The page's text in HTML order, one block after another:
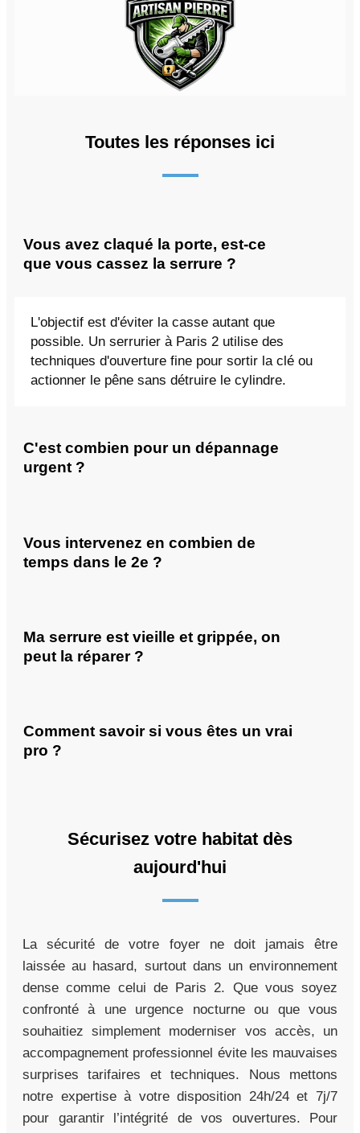
Toutes les réponses ici
Vous avez claqué la porte, est-ce
que vous cassez la serrure ?
L'objectif est d'éviter la casse autant que
possible. Un serrurier à Paris 2 utilise des
techniques d'ouverture fine pour sortir la clé ou
actionner le pêne sans détruire le cylindre.
C'est combien pour un dépannage
urgent ?
Vous intervenez en combien de
temps dans le 2e ?
Ma serrure est vieille et grippée, on
peut la réparer ?
Comment savoir si vous êtes un vrai
pro ?
Sécurisez votre habitat dès
aujourd'hui
La sécurité de votre foyer ne doit jamais être
laissée au hasard, surtout dans un environnement
dense comme celui de Paris 2. Que vous soyez
confronté à une urgence nocturne ou que vous
souhaitiez simplement moderniser vos accès, un
accompagnement professionnel évite les mauvaises
surprises tarifaires et techniques. Nous mettons
notre expertise à votre disposition 24h/24 et 7j/7
pour garantir l’intégrité de vos ouvertures. Pour